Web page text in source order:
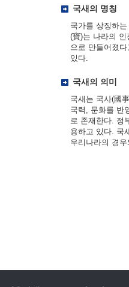
국새의 명칭
국가를 상징하
(寶)는 나라의
으로 만들어졌
있다.
국새의 의미
국새는 국사(國
국력, 문화를 반
로 존재한다. 정
용하고 있다. 국
우리나라의 경